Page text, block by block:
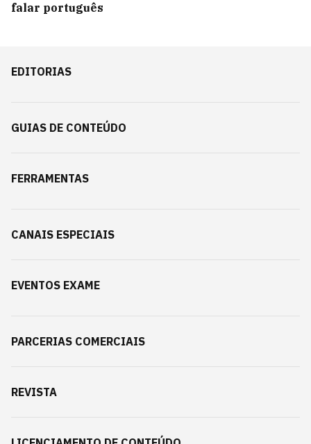
falar português
EDITORIAS
GUIAS DE CONTEÚDO
FERRAMENTAS
CANAIS ESPECIAIS
EVENTOS EXAME
PARCERIAS COMERCIAIS
REVISTA